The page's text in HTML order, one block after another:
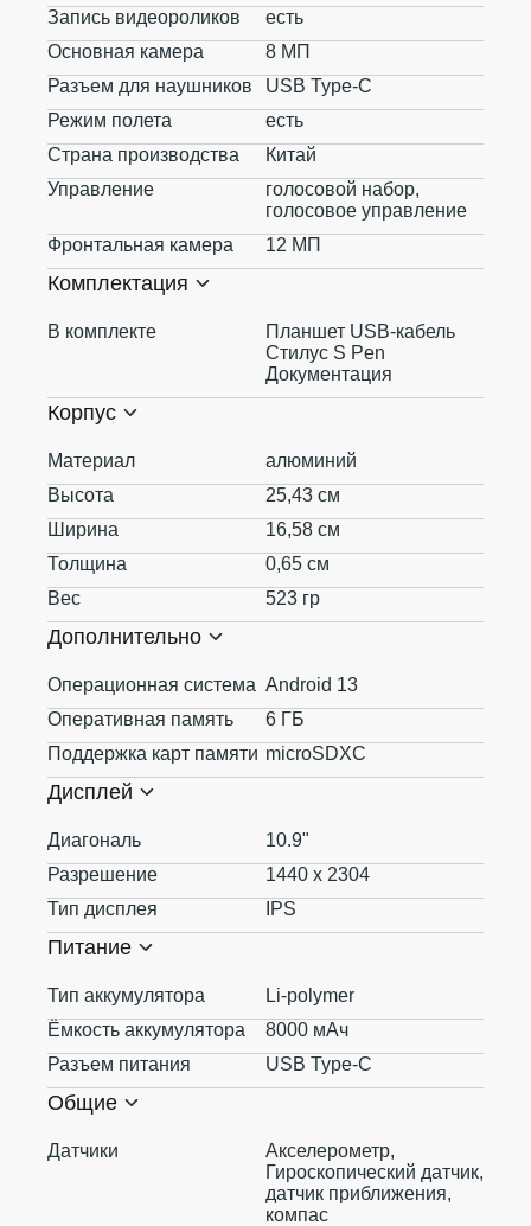
Запись видеороликов
есть
Основная камера
8 МП
Разъем для наушников
USB Type-C
Режим полета
есть
Страна производства
Китай
Управление
голосовой набор,
голосовое управление
Фронтальная камера
12 МП
Комплектация
В комплекте
Планшет USB-кабель
Стилус S Pen
Документация
Корпус
Материал
алюминий
Высота
25,43 см
Ширина
16,58 см
Толщина
0,65 см
Вес
523 гр
Дополнительно
Операционная система Android 13
Оперативная память
6 ГБ
Поддержка карт памяти microSDXC
Дисплей
Диагональ
10.9"
Разрешение
1440 x 2304
Тип дисплея
IPS
Питание
Тип аккумулятора
Li-polymer
Ёмкость аккумулятора
8000 мАч
Разъем питания
USB Type-C
Общие
Датчики
Акселерометр,
Гироскопический датчик,
датчик приближения,
компас